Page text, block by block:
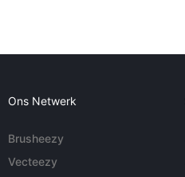
Ons Netwerk
Brusheezy
Vecteezy